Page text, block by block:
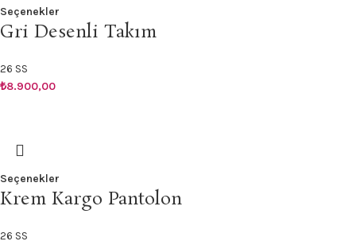
Seçenekler
Gri Desenli Takım
26 SS
₺8.900,00
Seçenekler
Krem Kargo Pantolon
26 SS